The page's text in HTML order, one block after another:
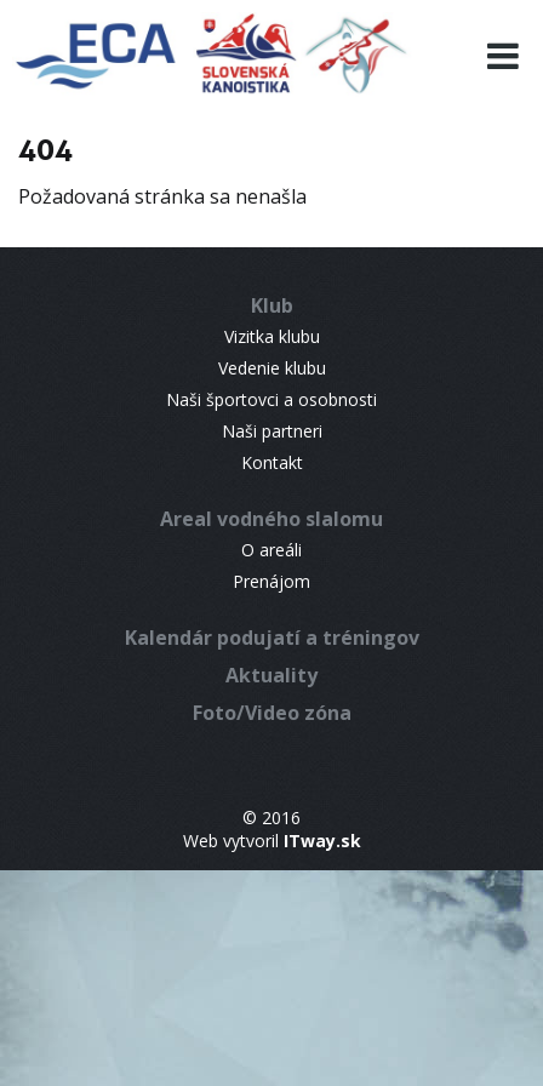
404
Požadovaná stránka sa nenašla
Klub
Vizitka klubu
Vedenie klubu
Naši športovci a osobnosti
Naši partneri
Kontakt
Areal vodného slalomu
O areáli
Prenájom
Kalendár podujatí a tréningov
Aktuality
Foto/Video zóna
© 2016
Web vytvoril ITway.sk
EURO 19
INFO
RESULTS
CONTACT